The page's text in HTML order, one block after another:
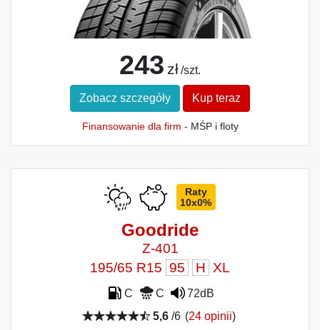
243 zł /szt.
Zobacz szczegóły Kup teraz
Finansowanie dla firm - MŚP i floty
Raty
10x0%
Goodride
Z-401
195/65 R15 95 H XL
C C
72dB
5,6/6 (24 opinii)